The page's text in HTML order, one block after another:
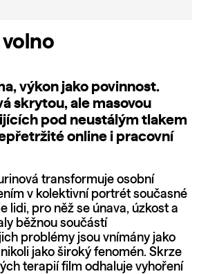
výkon jako povinnost.
skrytou, ale masovou
pod neustálým tlakem
online i pracovní
transformuje osobní
v kolektivní portrét současné
lidi, pro něž se únava, úzkost a
běžnou součástí
problémy jsou vnímány jako
jako široký fenomén. Skrze
terapií film odhaluje vyhoření